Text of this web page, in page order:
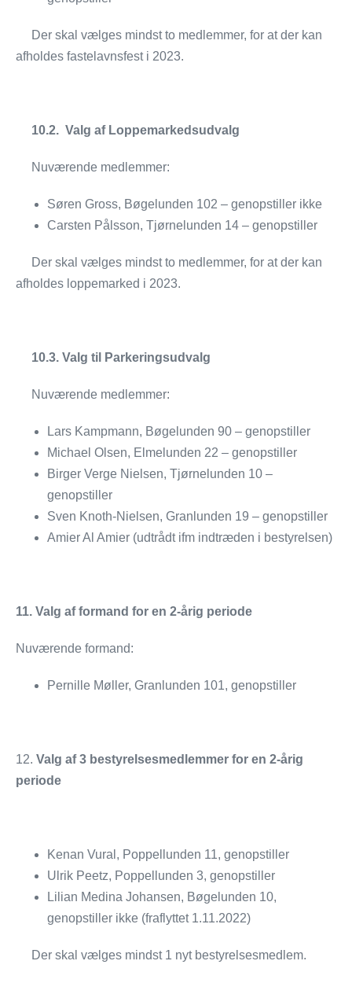
Der skal vælges mindst to medlemmer, for at der kan
afholdes fastelavnsfest i 2023.
10.2. Valg af Loppemarkedsudvalg
Nuværende medlemmer:
Søren Gross, Bøgelunden 102 – genopstiller ikke
Carsten Pålsson, Tjørnelunden 14 – genopstiller
Der skal vælges mindst to medlemmer, for at der kan
afholdes loppemarked i 2023.
10.3. Valg til Parkeringsudvalg
Nuværende medlemmer:
Lars Kampmann, Bøgelunden 90 – genopstiller
Michael Olsen, Elmelunden 22 – genopstiller
Birger Verge Nielsen, Tjørnelunden 10 –
genopstiller
Sven Knoth-Nielsen, Granlunden 19 – genopstiller
Amier Al Amier (udtrådt ifm indtræden i bestyrelsen)
11. Valg af formand for en 2-årig periode
Nuværende formand:
Pernille Møller, Granlunden 101, genopstiller
12. Valg af 3 bestyrelsesmedlemmer for en 2-årig
periode
Kenan Vural, Poppellunden 11, genopstiller
Ulrik Peetz, Poppellunden 3, genopstiller
Lilian Medina Johansen, Bøgelunden 10,
genopstiller ikke (fraflyttet 1.11.2022)
Der skal vælges mindst 1 nyt bestyrelsesmedlem.